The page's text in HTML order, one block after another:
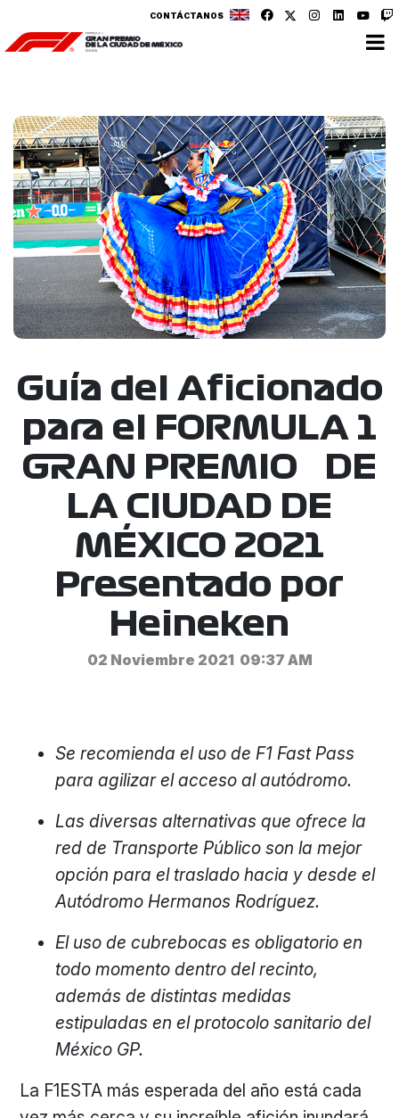
CONTÁCTANOS
Guía del Aficionado
para el FORMULA 1
GRAN PREMIO DE
LA CIUDAD DE
MÉXICO 2021
Presentado por
Heineken
02 Noviembre 2021 09:37 AM
Se recomienda el uso de F1 Fast Pass
para agilizar el acceso al autódromo.
Las diversas alternativas que ofrece la
red de Transporte Público son la mejor
opción para el traslado hacia y desde el
Autódromo Hermanos Rodríguez.
El uso de cubrebocas es obligatorio en
todo momento dentro del recinto,
además de distintas medidas
estipuladas en el protocolo sanitario del
México GP.
La F1ESTA más esperada del año está cada